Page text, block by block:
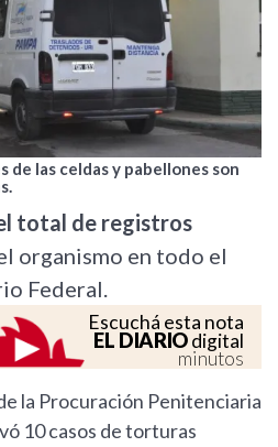
de las celdas y pabellones son
total de registros
organismo en todo el
Federal.
Escuchá esta nota
EL DIARIOdigital
minutos
la Procuración Penitenciaria
10 casos de torturas